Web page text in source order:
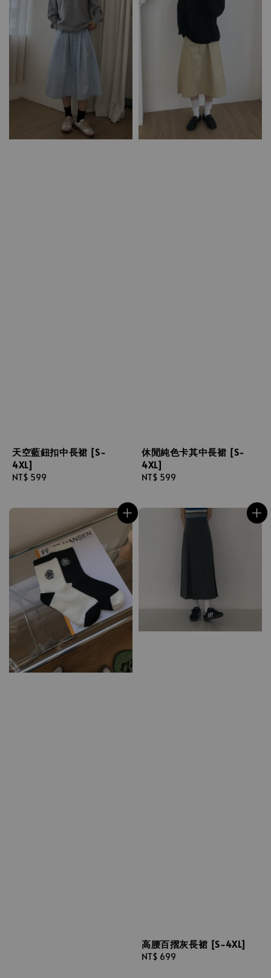
天空藍鈕扣中長裙 [S-
4XL]
Regular
NT$ 599
休閒純色卡其中長裙 [S-
4XL]
Regular
NT$ 599
高腰百摺灰長裙 [S-4XL]
Regular
NT$ 699